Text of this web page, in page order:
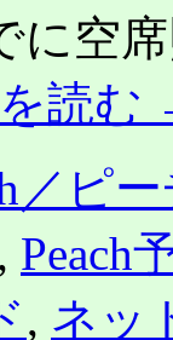
と
も
刻
か
約
20
遅
れ
出
に空
読む
／ピ
, Peach
, ネッ